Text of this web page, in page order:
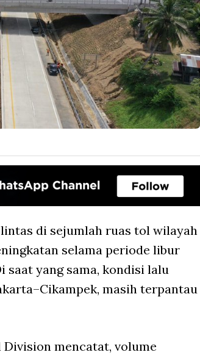
di sejumlah ruas tol wilayah
selama periode libur
saat yang sama, kondisi lalu
masih terpantau
mencatat, volume